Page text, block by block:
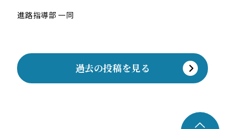
進路指導部 一同
過去の投稿を見る